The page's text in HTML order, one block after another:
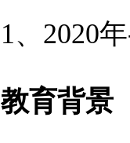
1、2020
教育背景